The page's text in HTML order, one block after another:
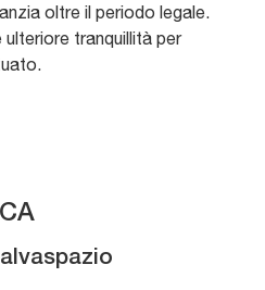
oltre il periodo legale.
tranquillità per